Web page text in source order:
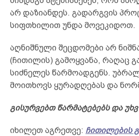
არ დაზიანდეს. გადარგვის
სიფთხილით უნდა მოვეკიდოთ.
აღნიშნული შეცდომები არ
(ჩითილის) გამოყვანა, რაღაც
სიძნელეს წარმოადგენს.
მოითხოვს ყურადღებას და
გისურვებთ წარმატებებს და
იხილეთ აგრეთვე: ჩითილების